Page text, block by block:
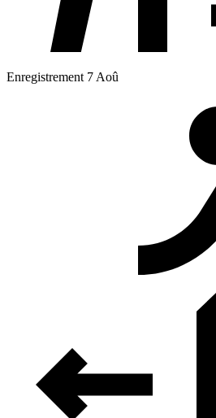
Enregistrement 7 Aoû